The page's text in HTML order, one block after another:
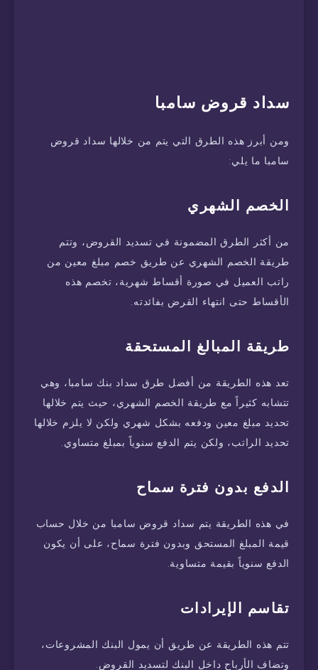
سداد قروض سامبا
ومن أبرز هذه الطرق التي يتم من خلالها سداد قروض
سامبا ما يلي:
الخصم الشهري
من أكثر الطرق المضمونة في تسديد القروض، وتتم
طريقة الخصم الشهري عن طريق خصم مبلغ معين من
راتب العميل في صورة أقساط شهرية، تخصم هذه
الأقساط حتى انتهاء القرض بفائدته.
طريقة المبالغ المستحقة
تعد هذه الطريقة من أفضل طرق سداد بنك سامبا، وهي
تتشابه كثيراً مع طريقة الخصم الشهري، حيث يتم خلالها
تحديد مبلغ معين ودفعه بشكل شهري ولكن لا يلزم خلالها
تحديد الراتب، ولكن يتم الدفع سنوياً بمبلغ متساوي.
الدفع بدون فترة سماح
في هذه الطريقة يتم سداد قروض سامبا من خلال حساب
قيمة المبلغ المستحق وبدون فترة سماح، على أن يكون
الدفع سنوياً بقيمة متساوية.
تقاسم الإيرادات
تتم هذه الطريقة عن طريق أن يمول البنك المشروعات،
وتضاف الأرباح داخل البنك لتسديد القروض.